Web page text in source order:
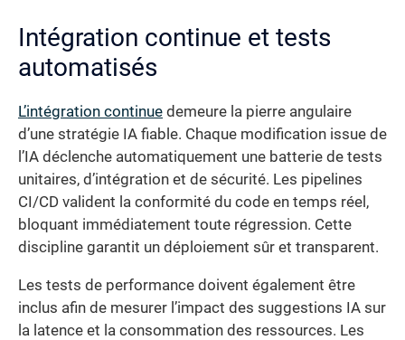
Intégration continue et tests
automatisés
L’intégration continue demeure la pierre angulaire
d’une stratégie IA fiable. Chaque modification issue de
l’IA déclenche automatiquement une batterie de tests
unitaires, d’intégration et de sécurité. Les pipelines
CI/CD valident la conformité du code en temps réel,
bloquant immédiatement toute régression. Cette
discipline garantit un déploiement sûr et transparent.
Les tests de performance doivent également être
inclus afin de mesurer l’impact des suggestions IA sur
la latence et la consommation des ressources. Les